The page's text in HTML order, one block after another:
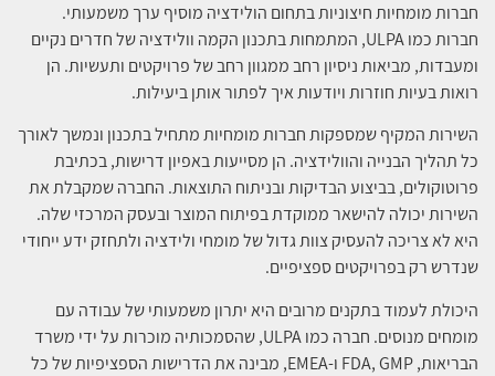
חברות מומחיות חיצוניות בתחום הולידציה מוסיף ערך משמעותי.
חברות כמו ULPA, המתמחות בתכנון הקמה וולידציה של חדרים נקיים
ומעבדות, מביאות ניסיון רחב ממגוון רחב של פרויקטים ותעשיות. הן
רואות בעיות חוזרות ויודעות איך לפתור אותן ביעילות.
השירות המקיף שמספקות חברות מומחיות מתחיל בתכנון ונמשך לאורך
כל תהליך הבנייה והוולידציה. הן מסייעות באפיון דרישות, בכתיבת
פרוטוקולים, בביצוע הבדיקות ובניתוח התוצאות. החברה שמקבלת את
השירות יכולה להישאר ממוקדת בפיתוח המוצר ובעסק המרכזי שלה.
היא לא צריכה להעסיק צוות גדול של מומחי ולידציה ולתחזק ידע ייחודי
שנדרש רק בפרויקטים ספציפיים.
היכולת לעמוד בתקנים מרובים היא יתרון משמעותי של עבודה עם
מומחים מנוסים. חברה כמו ULPA, שהסמכותיה מוכרות על ידי משרד
הבריאות, FDA, GMP ו-EMEA, מבינה את הדרישות הספציפיות של כל